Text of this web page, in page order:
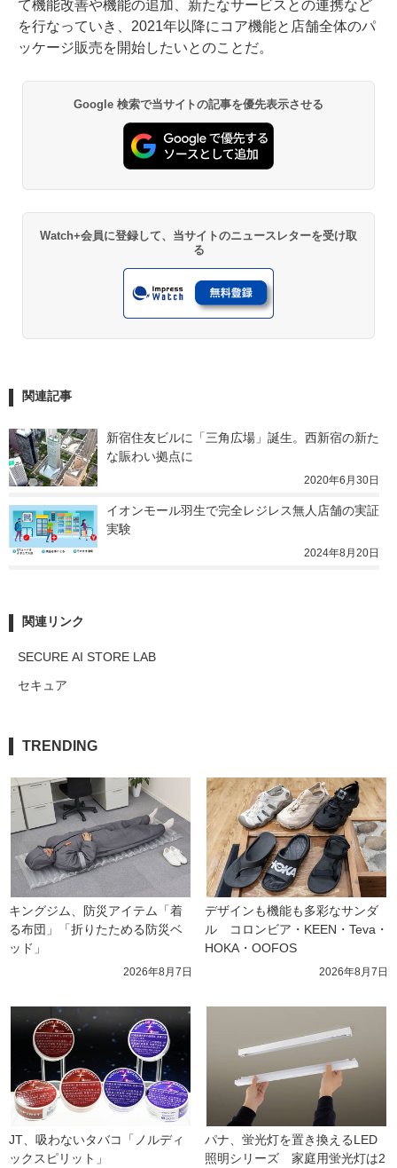
て機能改善や機能の追加、新たなサービスとの連携など
を行なっていき、2021年以降にコア機能と店舗全体のパ
ッケージ販売を開始したいとのことだ。
Google 検索で当サイトの記事を優先表示させる
Watch+会員に登録して、当サイトのニュースレターを受け取
る
関連記事
新宿住友ビルに「三角広場」誕生。西新宿の新た
な賑わい拠点に
2020年6月30日
イオンモール羽生で完全レジレス無人店舗の実証
実験
2024年8月20日
関連リンク
SECURE AI STORE LAB
セキュア
TRENDING
キングジム、防災アイテム「着
る布団」「折りたためる防災ベ
ッド」
2026年8月7日
デザインも機能も多彩なサンダ
ル　コロンビア・KEEN・Teva・
HOKA・OOFOS
2026年8月7日
JT、吸わないタバコ「ノルディ
ックスピリット」
パナ、蛍光灯を置き換えるLED
照明シリーズ　家庭用蛍光灯は2